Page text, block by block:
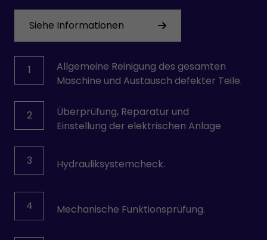
Siehe Informationen
1
Allgemeine Reinigung des gesamten
Maschine und Austausch defekter Teile.
2
Überprüfung, Reparatur und
Einstellung der elektrischen Anlage
3 Hydrauliksystemcheck.
4 Mechanische Funktionsprüfung.